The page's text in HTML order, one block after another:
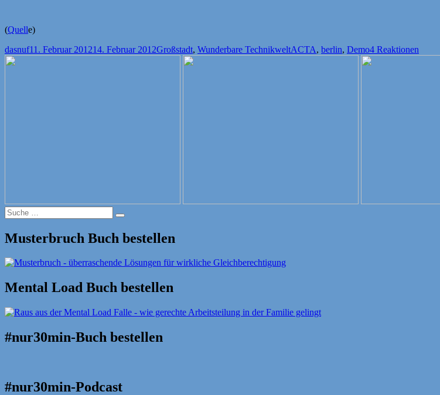
(Quelle)
Autor
dasnufVeröffentlicht
11. Februar 201214. Februar 2012Kategorien
Großstadt, Wunderbare TechnikweltSchlagwörter
ACTA, berlin, Demo4 Reaktionen
Suche
nach:
Suche
Musterbruch Buch bestellen
Mental Load Buch bestellen
#nur30min-Buch bestellen
#nur30min-Podcast